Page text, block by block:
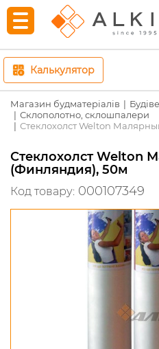
Калькулятор
Магазин будматеріалів
Склополотно, склошпалери
Стеклохолст Welton
Стеклохолст Welton
(Финляндия), 50м
Код товару: 000107349